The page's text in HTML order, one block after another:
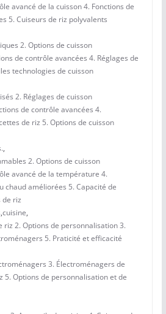
avancé de la cuisson 4. Fonctions de
5. Cuiseurs de riz polyvalents
2. Options de cuisson
de contrôle avancées 4. Réglages de
technologies de cuisson
2. Réglages de cuisson
de contrôle avancées 4.
de riz 5. Options de cuisson
,
2. Options de cuisson
avancé de la température 4.
chaud améliorées 5. Capacité de
riz
,cuisine,
riz 2. Options de personnalisation 3.
5. Praticité et efficacité
3. Électroménagers de
5. Options de personnalisation et de